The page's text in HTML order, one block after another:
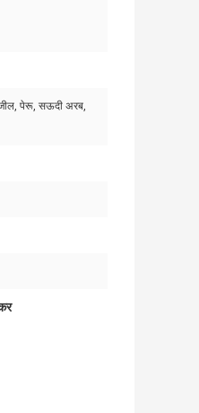
पेरू, सऊदी अरब,